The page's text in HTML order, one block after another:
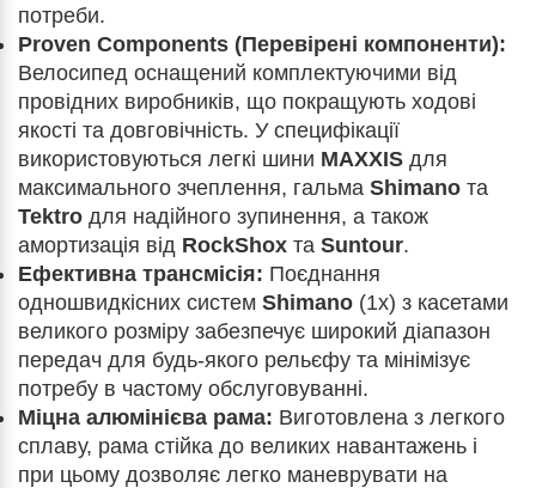
потреби.
Proven Components (Перевірені компоненти):
Велосипед оснащений комплектуючими від
провідних виробників, що покращують ходові
якості та довговічність. У специфікації
використовуються легкі шини MAXXIS для
максимального зчеплення, гальма Shimano та
Tektro для надійного зупинення, а також
амортизація від RockShox та Suntour.
Ефективна трансмісія: Поєднання
одношвидкісних систем Shimano (1x) з касетами
великого розміру забезпечує широкий діапазон
передач для будь-якого рельєфу та мінімізує
потребу в частому обслуговуванні.
Міцна алюмінієва рама: Виготовлена з легкого
сплаву, рама стійка до великих навантажень і
при цьому дозволяє легко маневрувати на